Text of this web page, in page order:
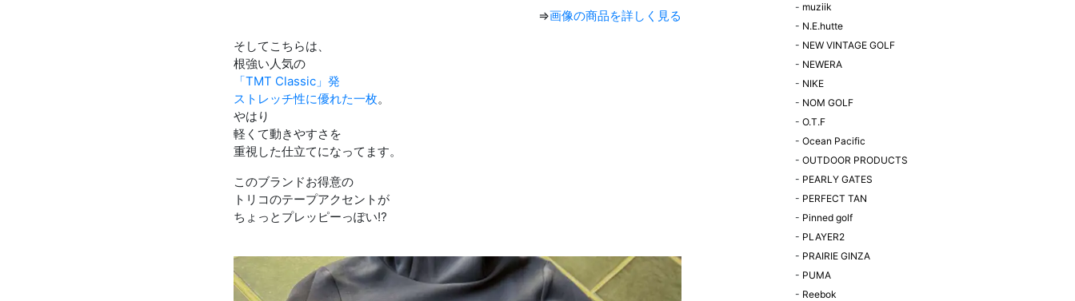
⇒画像の商品を詳しく見る
そしてこちらは、
根強い人気の
「TMT Classic」発
ストレッチ性に優れた一枚。
やはり
軽くて動きやすさを
重視した仕立てになってます。
このブランドお得意の
トリコのテープアクセントが
ちょっとプレッピーっぽい⁉︎
- muziik
- N.E.hutte
- NEW VINTAGE GOLF
- NEWERA
- NIKE
- NOM GOLF
- O.T.F
- Ocean Pacific
- OUTDOOR PRODUCTS
- PEARLY GATES
- PERFECT TAN
- Pinned golf
- PLAYER2
- PRAIRIE GINZA
- PUMA
- Reebok